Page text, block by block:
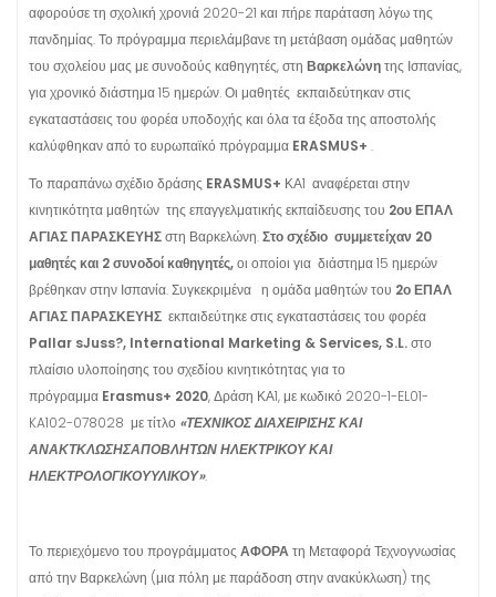
αφορούσε τη σχολική χρονιά 2020-21 και πήρε παράταση λόγω της
πανδημίας. Το πρόγραμμα περιελάμβανε τη μετάβαση ομάδας μαθητών
του σχολείου μας με συνοδούς καθηγητές, στη Βαρκελώνητης Ισπανίας,
για χρονικό διάστημα 15 ημερών. Οι μαθητές εκπαιδεύτηκαν στις
εγκαταστάσεις του φορέα υποδοχής και όλα τα έξοδα της αποστολής
καλύφθηκαν από το ευρωπαϊκό πρόγραμμα ERASMUS+ .
Το παραπάνω σχέδιο δράσης ERASMUS+ ΚΑ1 αναφέρεται στην
κινητικότητα μαθητών της επαγγελματικής εκπαίδευσης του 2ου ΕΠΑΛ
ΑΓΙΑΣ ΠΑΡΑΣΚΕΥΗΣστη Βαρκελώνη.Στο σχέδιο συμμετείχαν 20
μαθητές και 2 συνοδοί καθηγητές,οι οποίοι για διάστημα 15 ημερών
βρέθηκαν στην Ισπανία. Συγκεκριμένα η ομάδα μαθητών του 2ο ΕΠΑΛ
ΑΓΙΑΣ ΠΑΡΑΣΚΕΥΗΣ εκπαιδεύτηκε στις εγκαταστάσεις του φορέα
Pallar sJuss?, International Marketing & Services, S.L.στο
πλαίσιο υλοποίησης του σχεδίου κινητικότητας για το
πρόγραμμα Erasmus+ 2020, Δράση ΚΑ1, με κωδικό 2020-1-EL01-
KA102-078028 με τίτλο «ΤΕΧΝΙΚΟΣ ΔΙΑΧΕΙΡΙΣΗΣ ΚΑΙ
ΑΝΑΚΤΚΛΩΣΗΣΑΠΟΒΛΗΤΩΝ ΗΛΕΚΤΡΙΚΟΥ ΚΑΙ
ΗΛΕΚΤΡΟΛΟΓΙΚΟΥΥΛΙΚΟΥ».
Το περιεχόμενο του προγράμματοςΑΦΟΡΑτη Μεταφορά Τεχνογνωσίας
από την Βαρκελώνη (μια πόλη με παράδοση στην ανακύκλωση) της